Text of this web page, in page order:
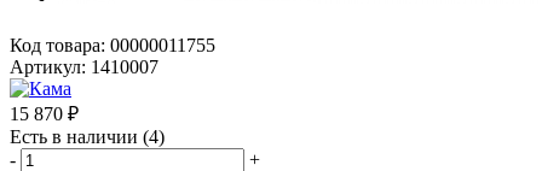
Код товара: 00000011755
Артикул: 1410007
15 870 ₽
Есть в наличии (4)
-
+